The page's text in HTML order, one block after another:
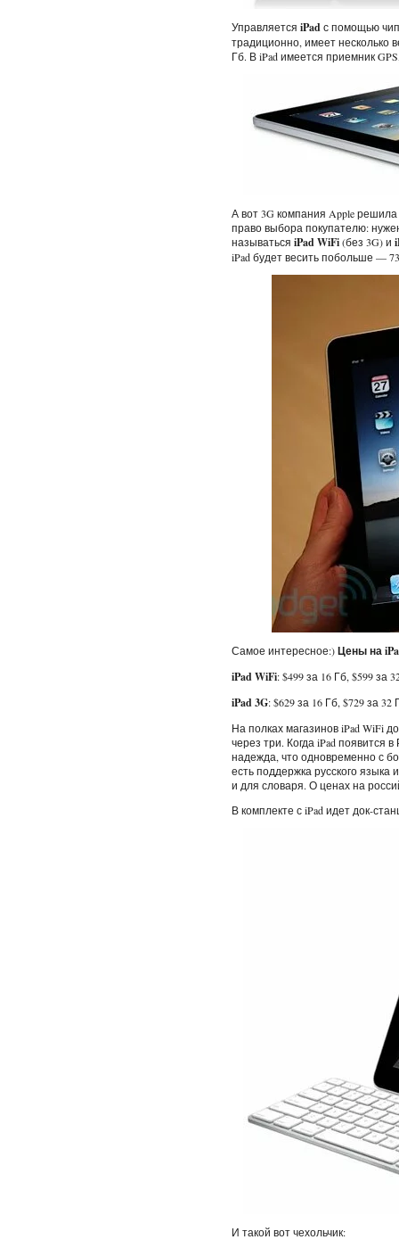
Управляется iPadс помощью
традиционно, имеет несколько
Гб. В iPad имеется приемник
А вот 3G компания Apple
право выбора покупателю:
называться iPad WiFi(без 3G) и
iPad будет весить побольше —
Самое интересное:)Цены на
iPad WiFi: $499 за 16 Гб, $599 за
iPad 3G: $629 за 16 Гб, $729 за 32
На полках магазинов iPad WiFi
через три. Когда iPad появится
надежда, что одновременно с
есть поддержка русского
и для словаря. О ценах на
В комплекте с iPad идет док-
И такой вот чехольчик: